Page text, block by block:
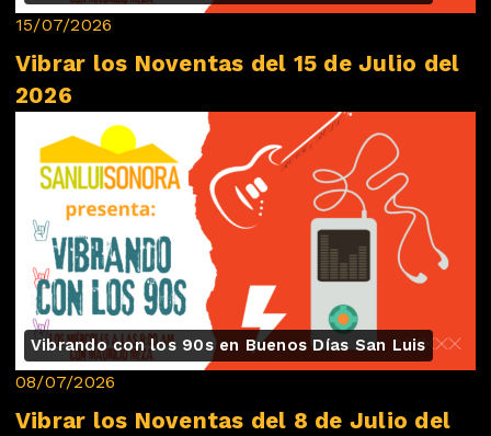
15/07/2026
Vibrar los Noventas del 15 de Julio del
2026
Vibrando con los 90s en Buenos Días San Luis
08/07/2026
Vibrar los Noventas del 8 de Julio del